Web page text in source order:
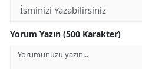
Yorum Yazın (500 Karakter)